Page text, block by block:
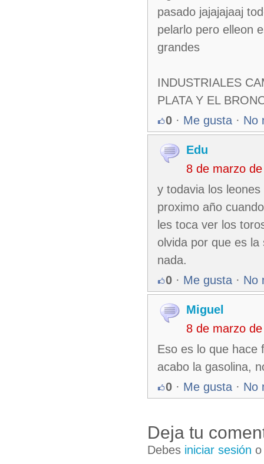
pasado jajajajaaj
pelarlo pero elleon
grandes
INDUSTRIALES
PLATA Y EL
0 · Me gusta · No
Edu
8 de marzo
y todavia los
proximo año
les toca ver los
olvida por que es
nada.
0 · Me gusta · No
Miguel
8 de marzo
Eso es lo que hace
acabo la gasolina,
0 · Me gusta · No
Deja tu
Debes iniciar sesión